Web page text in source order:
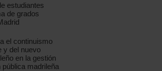
estudiantes
de grados
el continuismo
y del nuevo
en la gestión
madrileña